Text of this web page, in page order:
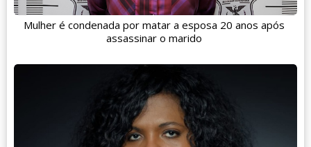
Mulher é condenada por matar a esposa 20 anos após
assassinar o marido